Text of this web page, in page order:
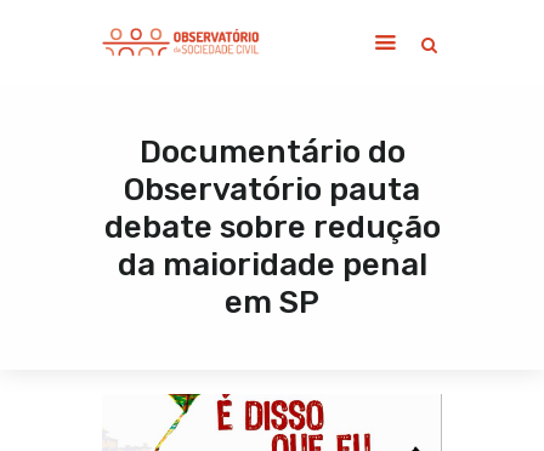
Documentário do
Observatório pauta
debate sobre redução
da maioridade penal
em SP
Home
Sobre
Notícias
Publicações